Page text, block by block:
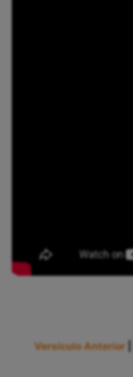
Versículo Anterior